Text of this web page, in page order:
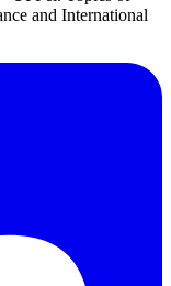
and International